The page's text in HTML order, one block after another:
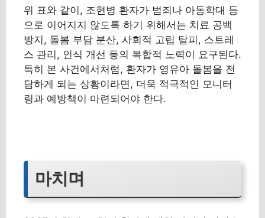
위 표와 같이, 조현병 환자가 범죄나 아동학대 등
으로 이어지지 않도록 하기 위해서는 치료 공백
방지, 돌봄 부담 분산, 사회적 고립 탈피, 스트레
스 관리, 인식 개선 등의 복합적 노력이 요구된다.
특히 본 사건에서처럼, 환자가 영유아 돌봄을 전
담하게 되는 상황이라면, 더욱 적극적인 모니터
링과 예방책이 마련되어야 한다.
마치며